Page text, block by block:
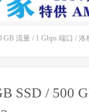
GB 流量 / 1 Gbps 端口 / 洛
SSD / 500